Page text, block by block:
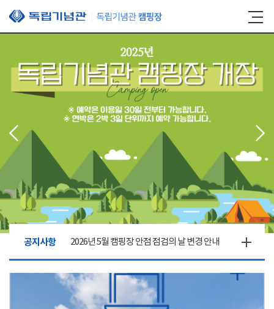
본문 바로가기
공지사항 2026년 5월 캠핑장 안점 점검의 날 변경 안내
캠핑장(9월1일~6일) 미운영 공지